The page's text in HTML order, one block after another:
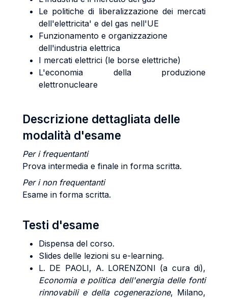
Le politiche di liberalizzazione dei mercati
dell'elettricita' e del gas nell'UE
Funzionamento e organizzazione
dell'industria elettrica
I mercati elettrici (le borse elettriche)
L'economia della produzione
elettronucleare
Descrizione dettagliata delle
modalità d'esame
Per i frequentanti
Prova intermedia e finale in forma scritta.
Per i non frequentanti
Esame in forma scritta.
Testi d'esame
Dispensa del corso.
Slides delle lezioni su e-learning.
L. DE PAOLI, A. LORENZONI (a cura di),
Economia e politica dell'energia delle fonti
rinnovabili e della cogenerazione, Milano,